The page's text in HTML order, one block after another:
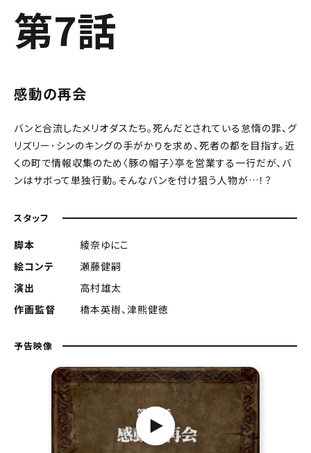
第7話
感動の再会
バンと合流したメリオダスたち。死んだとされている怠惰の罪、グ
リズリー･シンのキングの手がかりを求め、死者の都を目指す。近
くの町で情報収集のため〈豚の帽子〉亭を営業する一行だが、バ
ンはサボって単独行動。そんなバンを付け狙う人物が…！？
スタッフ
脚本
綾奈ゆにこ
絵コンテ
瀬藤健嗣
演出
高村雄太
作画監督
橋本英樹、津熊健徳
予告映像